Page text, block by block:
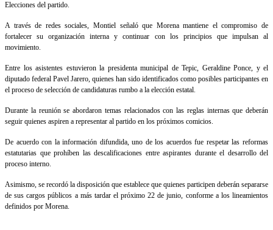
Elecciones del partido.
A través de redes sociales, Montiel señaló que Morena mantiene el compromiso de
fortalecer su organización interna y continuar con los principios que impulsan al
movimiento.
Entre los asistentes estuvieron la presidenta municipal de Tepic, Geraldine Ponce, y el
diputado federal Pavel Jarero, quienes han sido identificados como posibles participantes en
el proceso de selección de candidaturas rumbo a la elección estatal.
Durante la reunión se abordaron temas relacionados con las reglas internas que deberán
seguir quienes aspiren a representar al partido en los próximos comicios.
De acuerdo con la información difundida, uno de los acuerdos fue respetar las reformas
estatutarias que prohíben las descalificaciones entre aspirantes durante el desarrollo del
proceso interno.
Asimismo, se recordó la disposición que establece que quienes participen deberán separarse
de sus cargos públicos a más tardar el próximo 22 de junio, conforme a los lineamientos
definidos por Morena.